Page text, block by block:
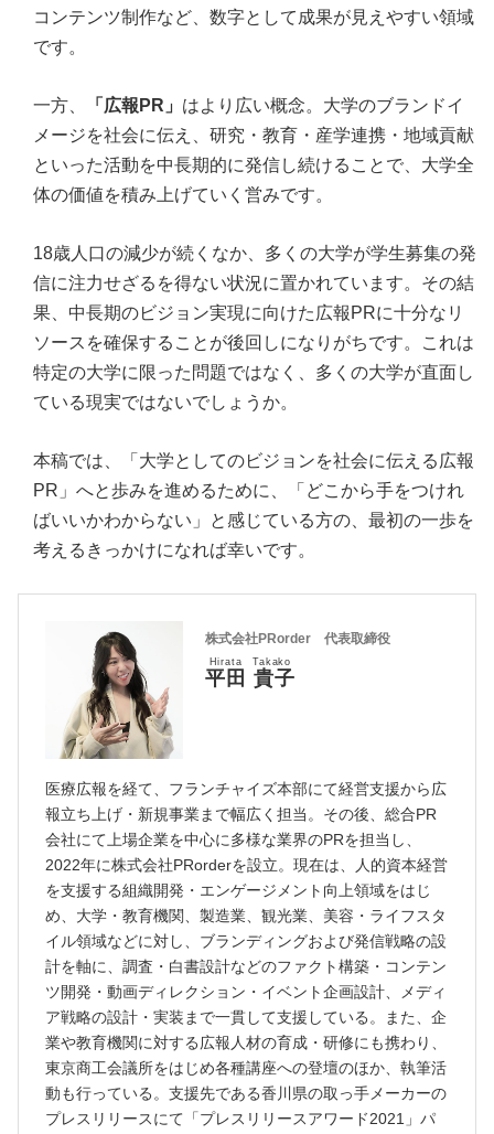
コンテンツ制作など、数字として成果が見えやすい領域
です。
一方、 「広報PR」 はより広い概念。大学のブランドイ
メージを社会に伝え、研究・教育・産学連携・地域貢献
といった活動を中長期的に発信し続けることで、大学全
体の価値を積み上げていく営みです。
18歳人口の減少が続くなか、多くの大学が学生募集の発
信に注力せざるを得ない状況に置かれています。その結
果、中長期のビジョン実現に向けた広報PRに十分なリ
ソースを確保することが後回しになりがちです。これは
特定の大学に限った問題ではなく、多くの大学が直面し
ている現実ではないでしょうか。
本稿では、「大学としてのビジョンを社会に伝える広報
PR」へと歩みを進めるために、「どこから手をつけれ
ばいいかわからない」と感じている方の、最初の一歩を
考えるきっかけになれば幸いです。
株式会社PRorder 代表取締役
平田 貴子
Hirata Takako
医療広報を経て、フランチャイズ本部にて経営支援から広
報立ち上げ・新規事業まで幅広く担当。その後、総合PR
会社にて上場企業を中心に多様な業界のPRを担当し、
2022年に株式会社PRorderを設立。現在は、人的資本経営
を支援する組織開発・エンゲージメント向上領域をはじ
め、大学・教育機関、製造業、観光業、美容・ライフスタ
イル領域などに対し、ブランディングおよび発信戦略の設
計を軸に、調査・白書設計などのファクト構築・コンテン
ツ開発・動画ディレクション・イベント企画設計、メディ
ア戦略の設計・実装まで一貫して支援している。また、企
業や教育機関に対する広報人材の育成・研修にも携わり、
東京商工会議所をはじめ各種講座への登壇のほか、執筆活
動も行っている。支援先である香川県の取っ手メーカーの
プレスリリースにて「プレスリリースアワード2021」パ